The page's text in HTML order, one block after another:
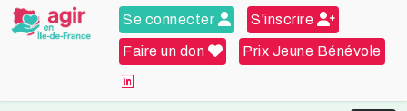
Se connecter S'inscrire
Faire un don Prix Jeune Bénévole